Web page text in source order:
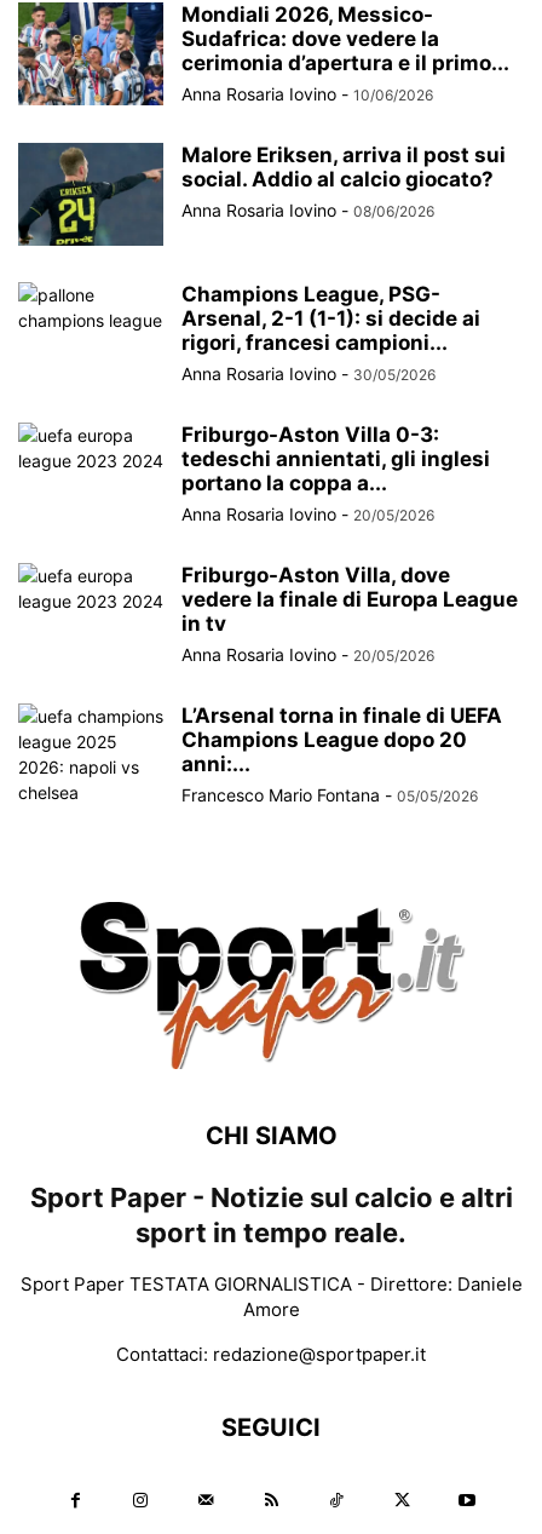
Mondiali 2026, Messico-
Sudafrica: dove vedere la
cerimonia d’apertura e il primo...
Anna Rosaria Iovino - 10/06/2026
Malore Eriksen, arriva il post sui
social. Addio al calcio giocato?
Anna Rosaria Iovino - 08/06/2026
Champions League, PSG-
Arsenal, 2-1 (1-1): si decide ai
rigori, francesi campioni...
Anna Rosaria Iovino - 30/05/2026
Friburgo-Aston Villa 0-3:
tedeschi annientati, gli inglesi
portano la coppa a...
Anna Rosaria Iovino - 20/05/2026
Friburgo-Aston Villa, dove
vedere la finale di Europa League
in tv
Anna Rosaria Iovino - 20/05/2026
L’Arsenal torna in finale di UEFA
Champions League dopo 20
anni:...
Francesco Mario Fontana - 05/05/2026
CHI SIAMO
Sport Paper - Notizie sul calcio e altri
sport in tempo reale.
Sport Paper TESTATA GIORNALISTICA - Direttore: Daniele
Amore
Contattaci: redazione@sportpaper.it
SEGUICI